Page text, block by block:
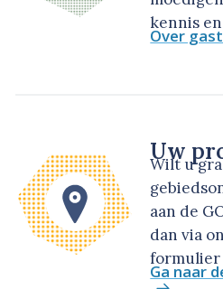
kennis
Over
Uw
Wilt u
aan de
dan via
formulier
Ga naar